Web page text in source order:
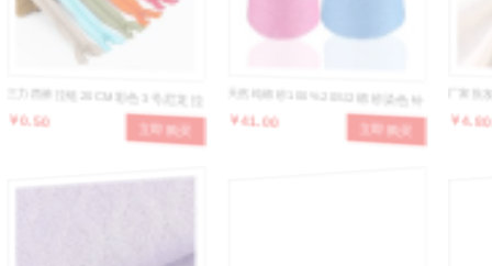
三力西裤拉链20CM彩色3号尼龙拉
链裤子门襟钱包闭口拉链 立即购买
￥0.50
天然纯棉纱100%20S/2棉纱染色针
织毛衣织袜原料色纱 立即购买
￥41.00
厂家批
棉
￥4.80